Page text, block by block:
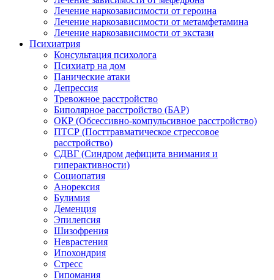
Лечение наркозависимости от героина
Лечение наркозависимости от метамфетамина
Лечение наркозависимости от экстази
Психиатрия
Консультация психолога
Психиатр на дом
Панические атаки
Депрессия
Тревожное расстройство
Биполярное расстройство (БАР)
ОКР (Обсессивно-компульсивное расстройство)
ПТСР (Посттравматическое стрессовое
расстройство)
СДВГ (Синдром дефицита внимания и
гиперактивности)
Социопатия
Анорексия
Булимия
Деменция
Эпилепсия
Шизофрения
Неврастения
Ипохондрия
Стресс
Гипомания